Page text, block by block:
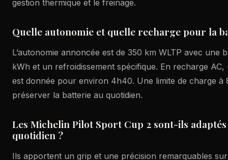
gestion thermique et le freinage.
Quelle autonomie et quelle recharge pour la
L’autonomie annoncée est de 350 km WLTP avec une
kWh et un refroidissement spécifique. En recharge
est donnée pour environ 4h40. Une limite de charge
préserver la batterie au quotidien.
Les Michelin Pilot Sport Cup 2 sont-ils
quotidien ?
Ils apportent un grip et une précision remarquables